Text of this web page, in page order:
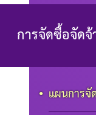
การจัดซื้อจัดจ้
แผนการจั